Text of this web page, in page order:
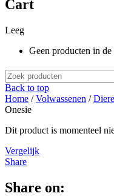
Cart
Leeg
Geen producten in
Back to top
Home /Volwassenen /
Onesie
Dit product is momenteel
Vergelijk
Share
Share on: